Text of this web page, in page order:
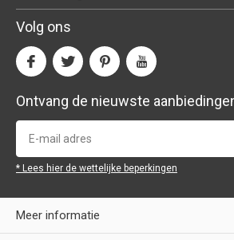
Volg ons
Ontvang de nieuwste
* Lees hier de wettelijke beperkingen
Meer informatie